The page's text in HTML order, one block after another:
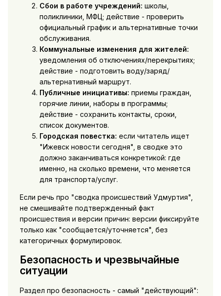
Сбои в работе учреждений: школы,
поликлиники, МФЦ; действие - проверить
официальный график и альтернативные точки
обслуживания.
Коммунальные изменения для жителей:
уведомления об отключениях/перекрытиях;
действие - подготовить воду/заряд/
альтернативный маршрут.
Публичные инициативы: приемы граждан,
горячие линии, наборы в программы;
действие - сохранить контакты, сроки,
список документов.
Городская повестка: если читатель ищет
"Ижевск новости сегодня", в сводке это
должно заканчиваться конкретикой: где
именно, на сколько времени, что меняется
для транспорта/услуг.
Если речь про "сводка происшествий Удмуртия",
не смешивайте подтвержденный факт
происшествия и версии причин: версии фиксируйте
только как "сообщается/уточняется", без
категоричных формулировок.
Безопасность и чрезвычайные
ситуации
Раздел про безопасность - самый "действующий":